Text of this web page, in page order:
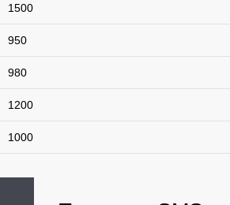
1500
950
980
1200
1000